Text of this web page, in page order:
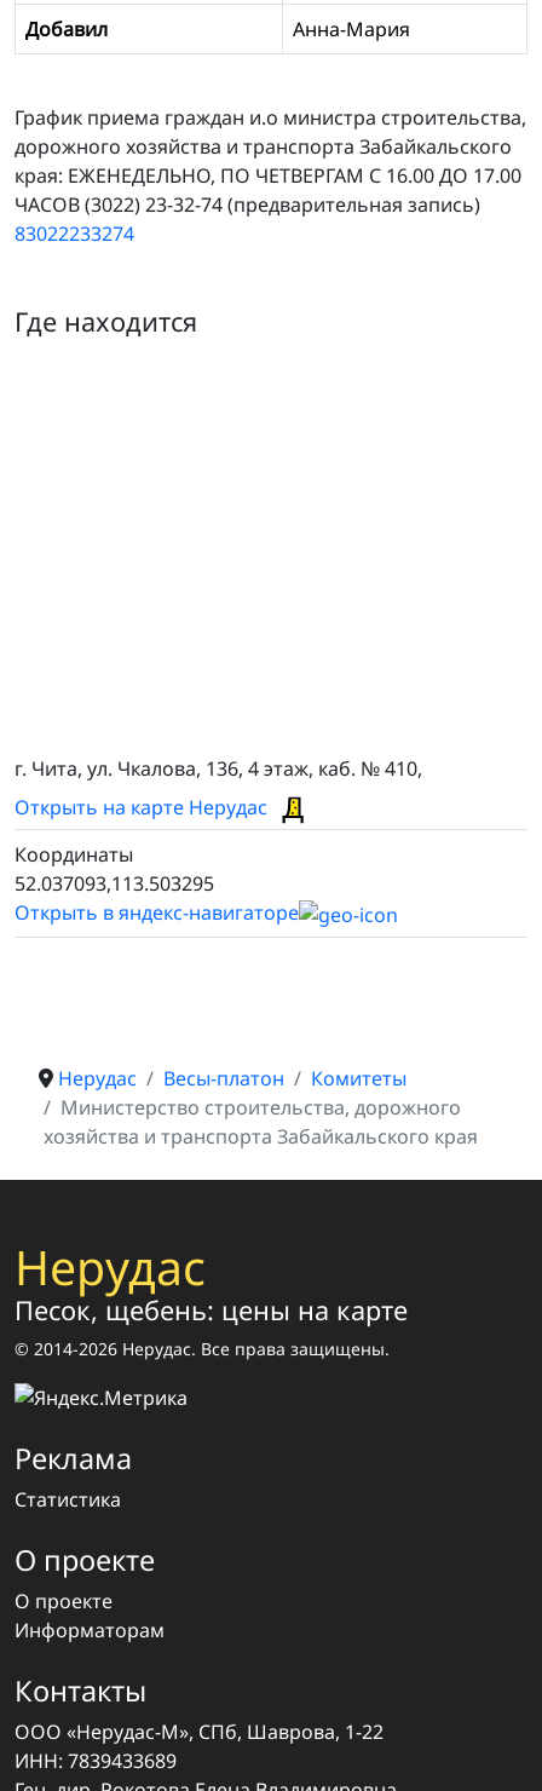
Добавил
Анна-Мария
График приема граждан и.о министра строительства,
дорожного хозяйства и транспорта Забайкальского
края: ЕЖЕНЕДЕЛЬНО, ПО ЧЕТВЕРГАМ С 16.00 ДО 17.00
ЧАСОВ (3022) 23-32-74 (предварительная запись)
83022233274
Где находится
г. Чита, ул. Чкалова, 136, 4 этаж, каб. № 410,
Открыть на карте Нерудас
Координаты
52.037093,113.503295
Открыть в яндекс-навигаторе
Нерудас Весы-платон
Комитеты
Министерство строительства, дорожного
хозяйства и транспорта Забайкальского края
Нерудас
Песок, щебень: цены на карте
© 2014-2026 Нерудас. Все права защищены.
Реклама
Статистика
О проекте
О проекте
Информаторам
Контакты
ООО «Нерудас-М», СПб, Шаврова, 1-22
ИНН: 7839433689